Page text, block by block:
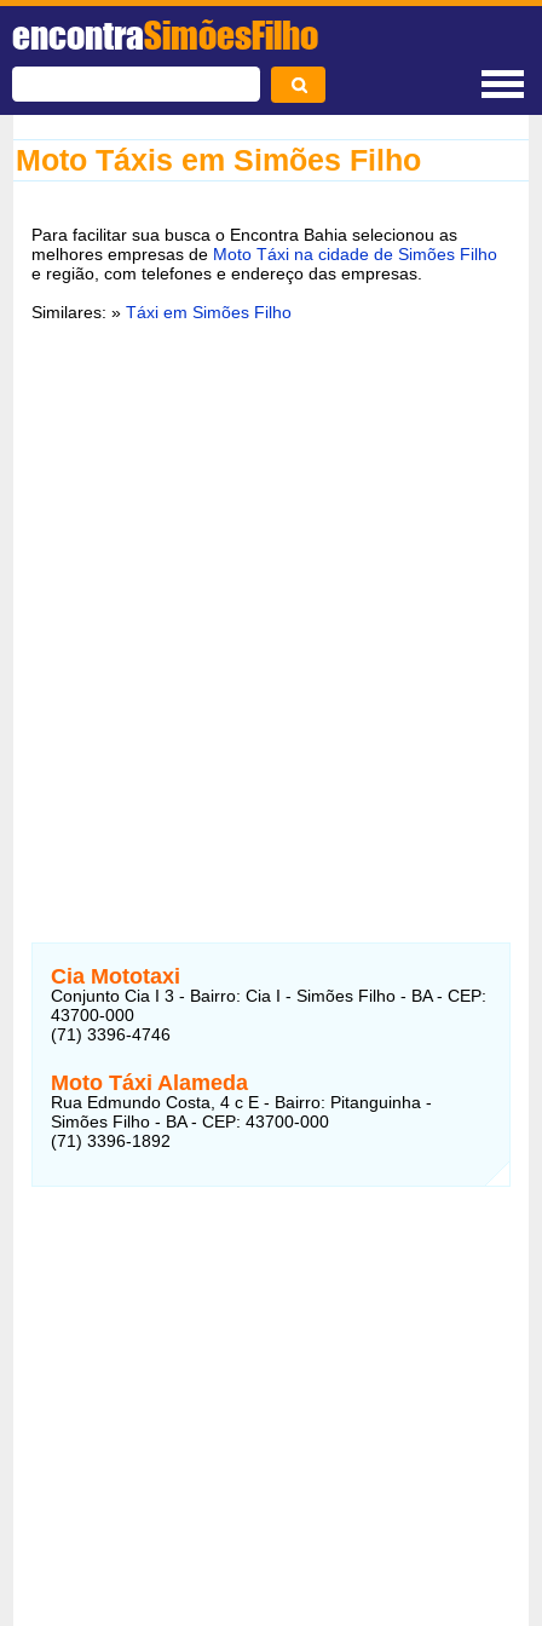
encontraSimõesFilho
Moto Táxis em Simões Filho
Para facilitar sua busca o Encontra Bahia selecionou as
melhores empresas de Moto Táxi na cidade de Simões Filho
e região, com telefones e endereço das empresas.
Similares: »Táxi em Simões Filho
Cia Mototaxi
Conjunto Cia I 3 - Bairro: Cia I - Simões Filho - BA - CEP:
43700-000
(71) 3396-4746
Moto Táxi Alameda
Rua Edmundo Costa, 4 c E - Bairro: Pitanguinha -
Simões Filho - BA - CEP: 43700-000
(71) 3396-1892